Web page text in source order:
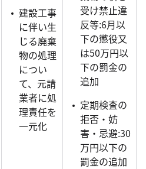
建設工事
に伴い生
じる廃棄
物の処理
につい
て、元請
業者に処
理責任を
一元化
受け禁止違
反等:6月以
下の懲役又
は50万円以
下の罰金の
追加
定期検査の
拒否・妨
害・忌避:30
万円以下の
罰金の追加